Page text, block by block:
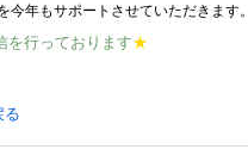
年もサポートさせていただきます。
を行っております★
る